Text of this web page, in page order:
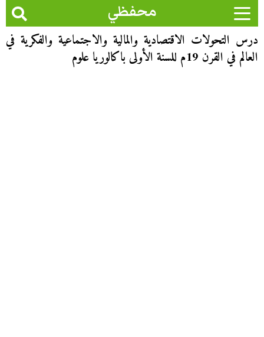
محفظي
درس التحولات الاقتصادية والمالية والاجتماعية والفكرية في
العالم في القرن 19م للسنة الأولى باكالوريا علوم